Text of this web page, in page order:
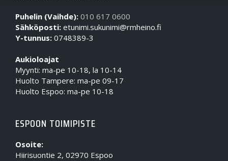
Puhelin (Vaihde): 010 617 0600
Sähköposti: etunimi.sukunimi@rmheino.fi
Y-tunnus: 0748389-3
Aukioloajat
Myynti: ma-pe 10-18, la 10-14
Huolto Tampere: ma-pe 09-17
Huolto Espoo: ma-pe 10-18
ESPOON TOIMIPISTE
Osoite:
Hiirisuontie 2, 02970 Espoo